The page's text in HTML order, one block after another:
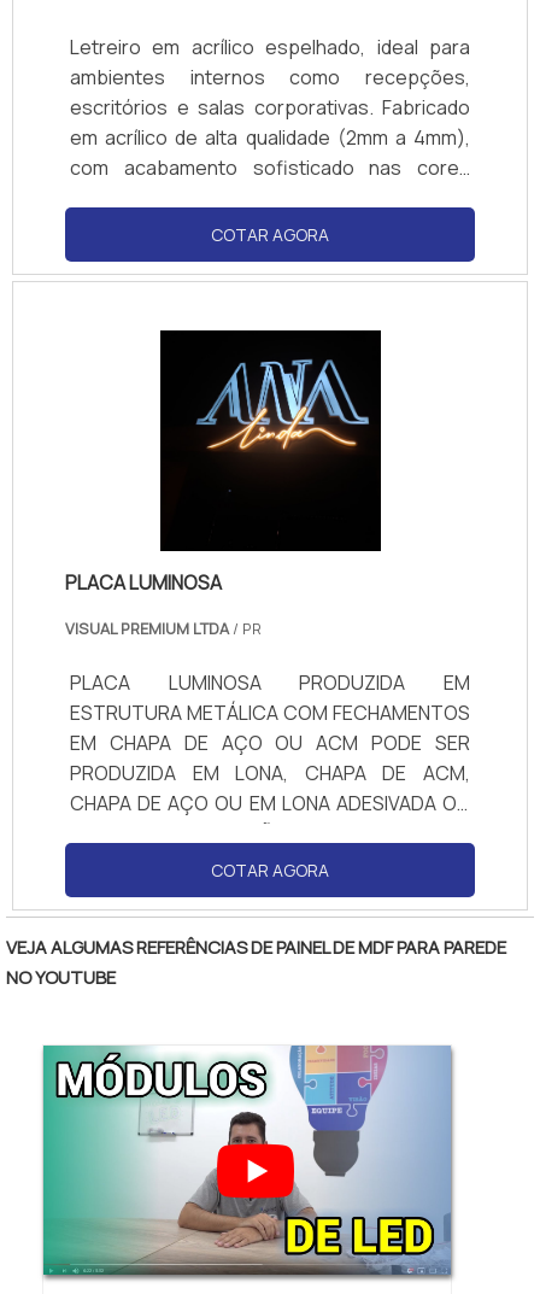
Letreiro em acrílico espelhado, ideal para
ambientes internos como recepções,
escritórios e salas corporativas. Fabricado
em acrílico de alta qualidade (2mm a 4mm),
com acabamento sofisticado nas cores
Personalizável em formato, tamanho e
tipografia, com fixação por fita dupla face,
pinos ou espaçadores. Leve, durável e de
Atendimento consultivo, corte preciso e
entrega ágil com excelente custo-benefício.
COTAR AGORA
PLACA LUMINOSA
VISUAL PREMIUM LTDA/ PR
PLACA LUMINOSA PRODUZIDA EM
ESTRUTURA METÁLICA COM FECHAMENTOS
EM CHAPA DE AÇO OU ACM PODE SER
PRODUZIDA EM LONA, CHAPA DE ACM,
CHAPA DE AÇO OU EM LONA ADESIVADA OU
COM MODULOS LED QUANTO LÂMPADAS DE
TUBO LED
COTAR AGORA
VEJA ALGUMAS REFERÊNCIAS DE PAINEL DE MDF PARA PAREDE
NO YOUTUBE